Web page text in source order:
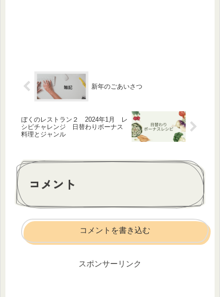
新年のごあいさつ
ぼくのレストラン２ 2024年1月 レ
シピチャレンジ 日替わりボーナス
料理とジャンル
コメント
コメントを書き込む
スポンサーリンク